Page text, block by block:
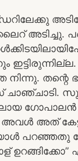
അടിച്ചു.
തന്റെ
അത്
പറഞ്ഞതു